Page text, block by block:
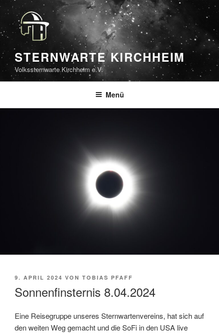
Zum
Inhalt
springen
STERNWARTE KIRCHHEIM
Volkssternwarte Kirchheim e.V.
Menü
VERÖFFENTLICHT
9. APRIL 2024 VON TOBIAS PFAFF
Sonnenfinsternis 8.04.2024
Eine Reisegruppe unseres Sternwartenvereins, hat sich auf
den weiten Weg gemacht und die SoFi in den USA live